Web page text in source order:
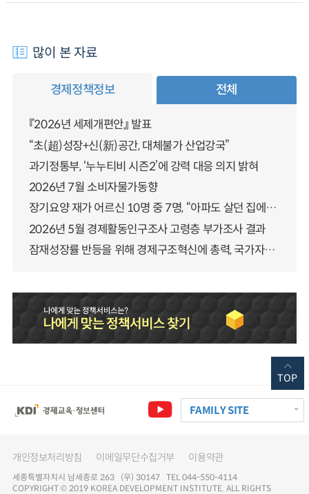
많이 본 자료
경제정책정보 전체
『2026년 세제개편안』 발표
“초(超)성장+신(新)공간, 대체불가 산업강국”
과기정통부, ‘누누티비 시즌2’에 강력 대응 의지 밝혀
2026년 7월 소비자물가동향
장기요양 재가 어르신 10명 중 7명, “아파도 살던 집에서 살겠다” 「2025년 장기요양실태조사」 결과 발표
2026년 5월 경제활동인구조사 고령층 부가조사 결과
잠재성장률 반등을 위해 경제구조혁신에 총력, 국가자산 관리체계 대전환
FAMILY SITE
개인정보처리방침 이메일무단수집거부 이용약관
세종특별자치시 남세종로 263 (우) 30147 TEL 044-550-4114
COPYRIGHT © 2019 KOREA DEVELOPMENT INSTITUTE. ALL RIGHTS
TOP